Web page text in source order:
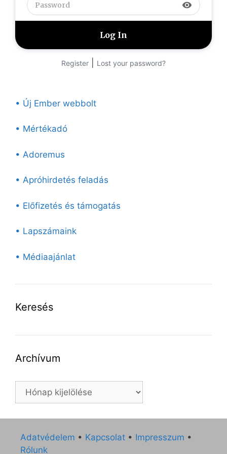
visibility
Register Lost your password?
• Új Ember webbolt
• Mértékadó
• Adoremus
• Apróhirdetés feladás
• Előfizetés és támogatás
• Lapszámaink
• Médiaajánlat
Keresés
Archívum
Archívum
Adatvédelem • Kapcsolat • Impresszum •
Rólunk